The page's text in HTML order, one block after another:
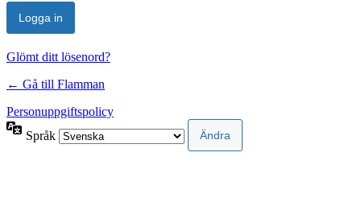
Glömt ditt lösenord?
← Gå till Flamman
Personuppgiftspolicy
Språk